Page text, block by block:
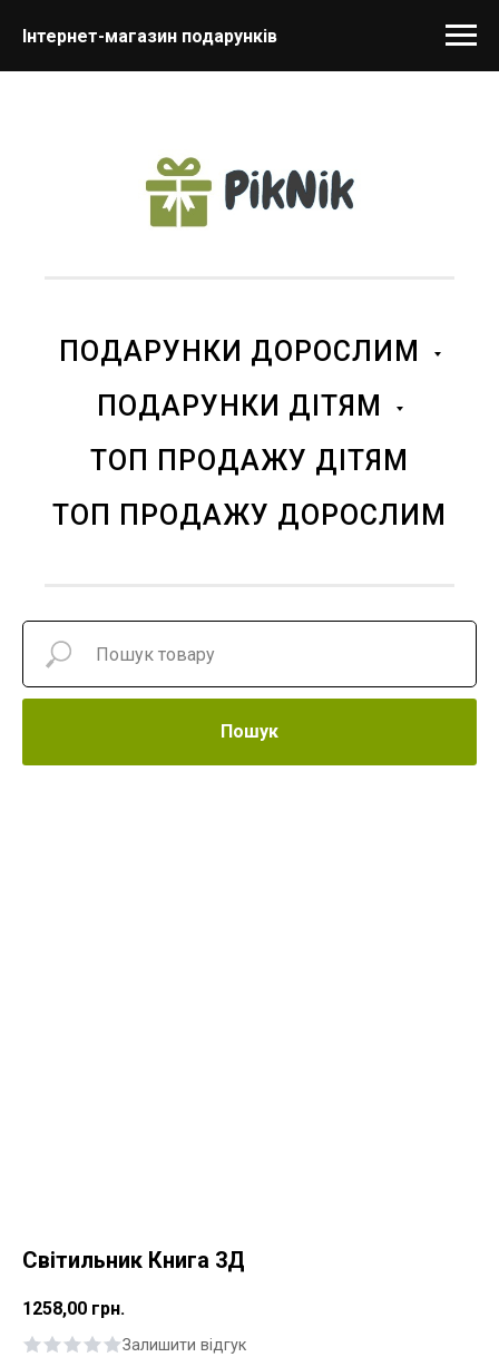
Інтернет-магазин подарунків
ПОДАРУНКИ ДОРОСЛИМ
ПОДАРУНКИ ДІТЯМ
ТОП ПРОДАЖУ ДІТЯМ
ТОП ПРОДАЖУ ДОРОСЛИМ
Пошук
Світильник Книга 3Д
1258,00 грн.
Залишити відгук